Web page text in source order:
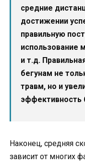
средние
достижении
правильную
использование
и т.д.
бегунам не
травм, но и
эффективность
Наконец, средняя
зависит от многих